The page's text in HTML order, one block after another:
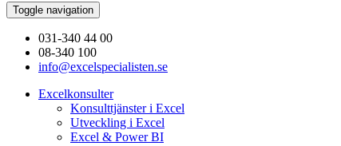
Toggle navigation
031-340 44 00
08-340 100
info@excelspecialisten.se
Excelkonsulter
Konsulttjänster i Excel
Utveckling i Excel
Excel & Power BI